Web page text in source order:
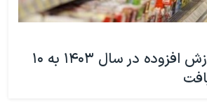
نرخ مالیات بر ارزش افزوده در سال ۱۴۰۳ به ۱۰